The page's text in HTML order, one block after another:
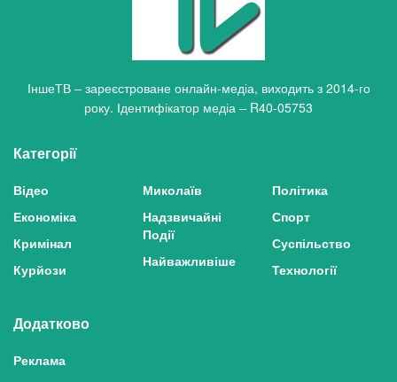
ІншеТВ – зареєстроване онлайн-медіа, виходить з 2014-го
року. Ідентифікатор медіа – R40-05753
Категорії
Відео
Економіка
Кримінал
Курйози
Миколаїв
Надзвичайні
Події
Найважливіше
Політика
Спорт
Суспільство
Технології
Додатково
Реклама